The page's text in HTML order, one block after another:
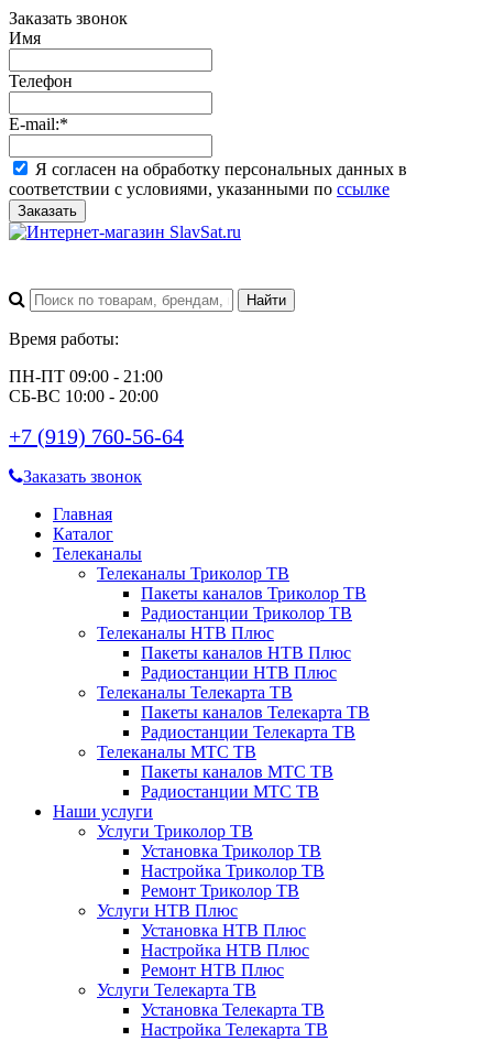
Заказать звонок
Имя
Телефон
E-mail:*
Я согласен на обработку персональных данных в
соответствии с условиями, указанными по ссылке
Заказать
Время работы:
ПН-ПТ 09:00 - 21:00
СБ-ВС 10:00 - 20:00
+7 (919) 760-56-64
Заказать звонок
Главная
Каталог
Телеканалы
Телеканалы Триколор ТВ
Пакеты каналов Триколор ТВ
Радиостанции Триколор ТВ
Телеканалы НТВ Плюс
Пакеты каналов НТВ Плюс
Радиостанции НТВ Плюс
Телеканалы Телекарта ТВ
Пакеты каналов Телекарта ТВ
Радиостанции Телекарта ТВ
Телеканалы МТС ТВ
Пакеты каналов МТС ТВ
Радиостанции МТС ТВ
Наши услуги
Услуги Триколор ТВ
Установка Триколор ТВ
Настройка Триколор ТВ
Ремонт Триколор ТВ
Услуги НТВ Плюс
Установка НТВ Плюс
Настройка НТВ Плюс
Ремонт НТВ Плюс
Услуги Телекарта ТВ
Установка Телекарта ТВ
Настройка Телекарта ТВ